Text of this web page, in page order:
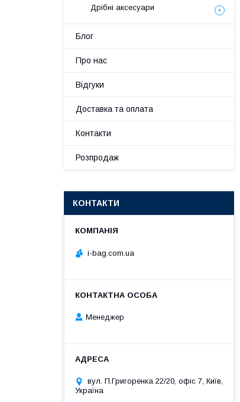
Дрібні аксесуари
Блог
Про нас
Відгуки
Доставка та оплата
Контакти
Розпродаж
КОНТАКТИ
i-bag.com.ua
Менеджер
вул. П.Григоренка 22/20, офіс 7, Київ,
Україна